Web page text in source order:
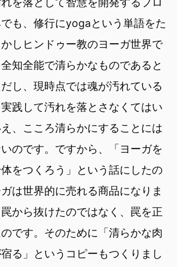
も、修行にyogaという単語をた
しヒンドゥー教のヨーガ世界で
知全能で清らかなものであると
し、現時点では魂が汚れている
践して汚れを落とさなくてはい
、こころ清らかにすることには
のです。ですから、「ヨーガを
をつくろう」という話にしたの
は世界的に売れる商品になりま
から抜けたのではなく、罠を正
です。そのために「清らかな肉
る」というコピーもつくりまし